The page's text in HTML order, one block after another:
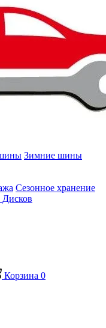
Зимние шины
Сезонное хранение
Корзина 0